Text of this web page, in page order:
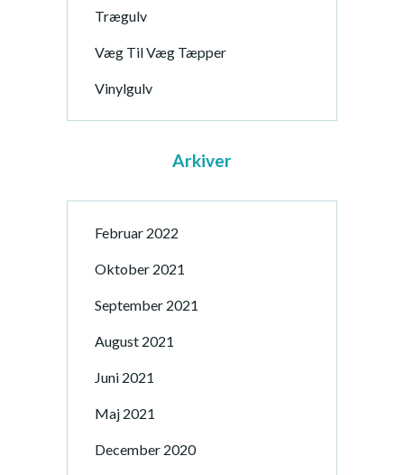
Trægulv
Væg Til Væg Tæpper
Vinylgulv
Arkiver
Februar 2022
Oktober 2021
September 2021
August 2021
Juni 2021
Maj 2021
December 2020